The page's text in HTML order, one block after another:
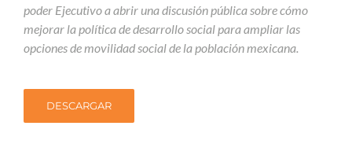
poder Ejecutivo a abrir una discusión pública sobrecómo
mejorar la política de desarrollo social para ampliar las
opciones de movilidad social de la población mexicana.
DESCARGAR